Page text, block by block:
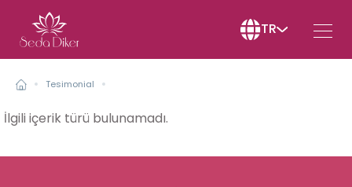
TR
Tesimonial
İlgili içerik türü bulunamadı.